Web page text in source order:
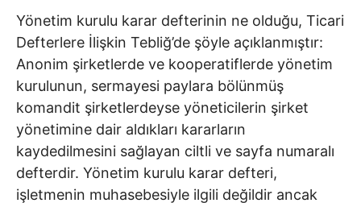
Yönetim kurulu karar defterinin ne olduğu, Ticari
Defterlere İlişkin Tebliğ’de şöyle açıklanmıştır:
Anonim şirketlerde ve kooperatiflerde yönetim
kurulunun, sermayesi paylara bölünmüş
komandit şirketlerdeyse yöneticilerin şirket
yönetimine dair aldıkları kararların
kaydedilmesini sağlayan ciltli ve sayfa numaralı
defterdir. Yönetim kurulu karar defteri,
işletmenin muhasebesiyle ilgili değildir ancak